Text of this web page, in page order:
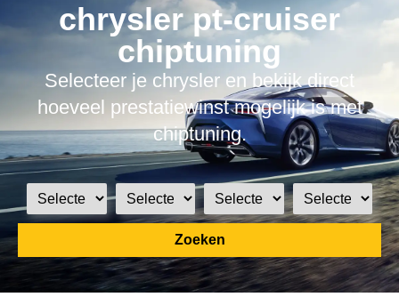
chrysler pt-cruiser
chiptuning
Selecteer je chrysler en bekijk direct
hoeveel prestatiewinst mogelijk is met
chiptuning.
Zoeken